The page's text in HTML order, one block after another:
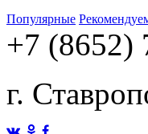
Популярные
+7 (8652)
г.